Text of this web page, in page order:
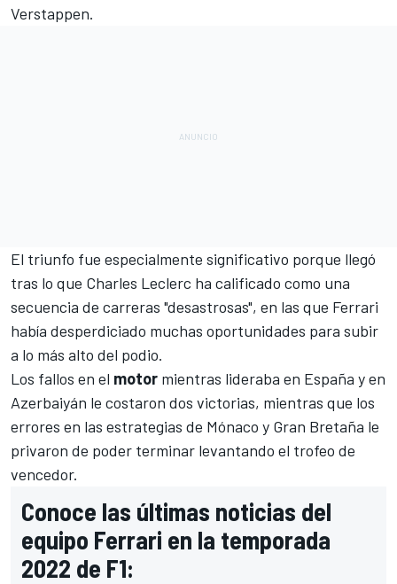
Verstappen.
El triunfo fue especialmente significativo porque llegó
tras lo que Charles Leclerc ha calificado como una
secuencia de carreras "desastrosas", en las que Ferrari
había desperdiciado muchas oportunidades para subir
a lo más alto del podio.
Los fallos en el motor mientras lideraba en España y en
Azerbaiyán le costaron dos victorias, mientras que los
errores en las estrategias de Mónaco y Gran Bretaña le
privaron de poder terminar levantando el trofeo de
vencedor.
Conoce las últimas noticias del
equipo Ferrari en la temporada
2022 de F1: